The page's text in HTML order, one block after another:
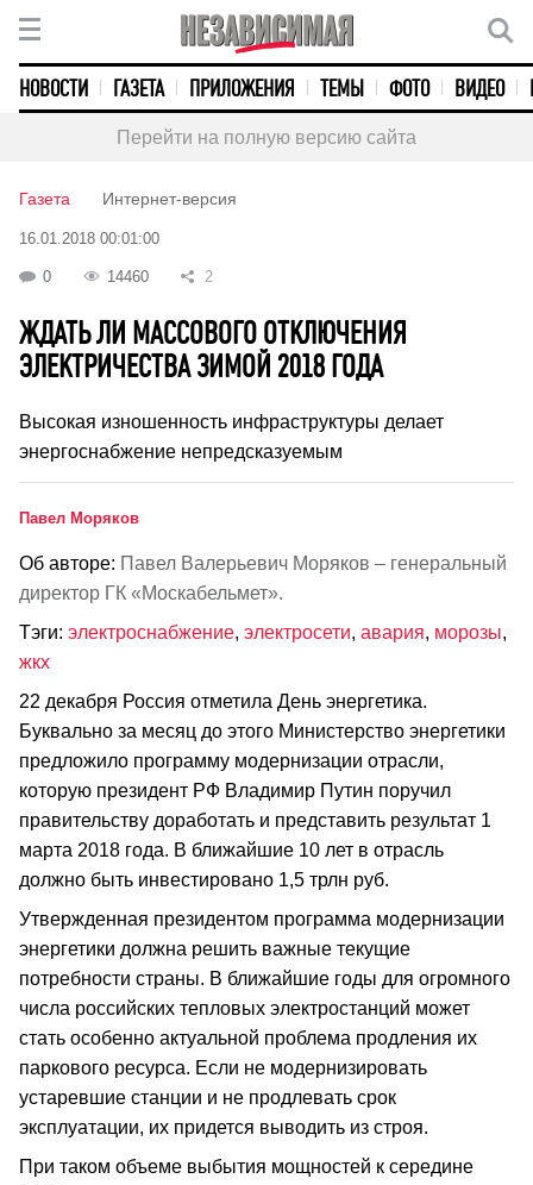
НОВОСТИ ГАЗЕТА ПРИЛОЖЕНИЯ ТЕМЫ ФОТО ВИДЕО
Перейти на полную версию сайта
Газета Интернет-версия
16.01.2018 00:01:00
0 14460 2
ЖДАТЬ ЛИ МАССОВОГО ОТКЛЮЧЕНИЯ
ЭЛЕКТРИЧЕСТВА ЗИМОЙ 2018 ГОДА
Высокая изношенность инфраструктуры делает
энергоснабжение непредсказуемым
Павел Моряков
Об авторе: Павел Валерьевич Моряков – генеральный
директор ГК «Москабельмет».
Тэги: электроснабжение, электросети, авария, морозы,
жкх
22 декабря Россия отметила День энергетика.
Буквально за месяц до этого Министерство энергетики
предложило программу модернизации отрасли,
которую президент РФ Владимир Путин поручил
правительству доработать и представить результат 1
марта 2018 года. В ближайшие 10 лет в отрасль
должно быть инвестировано 1,5 трлн руб.
Утвержденная президентом программа модернизации
энергетики должна решить важные текущие
потребности страны. В ближайшие годы для огромного
числа российских тепловых электростанций может
стать особенно актуальной проблема продления их
паркового ресурса. Если не модернизировать
устаревшие станции и не продлевать срок
эксплуатации, их придется выводить из строя.
При таком объеме выбытия мощностей к середине